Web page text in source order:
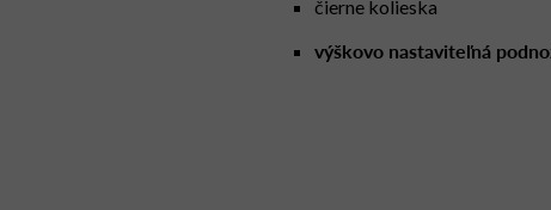
čierne kolieska
výškovo nastaviteľná